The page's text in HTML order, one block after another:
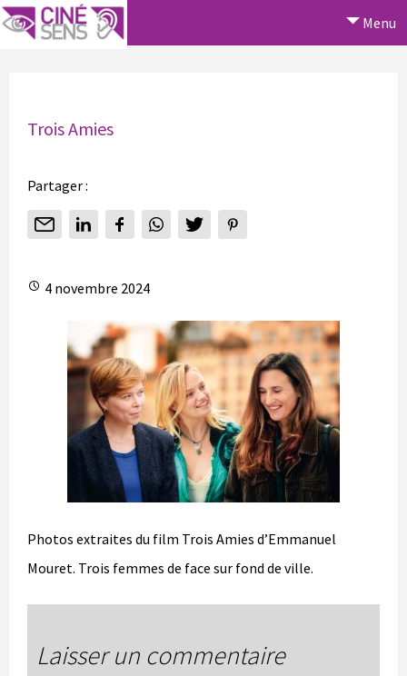
Menu
Trois Amies
Partager :
4 novembre 2024
Photos extraites du film Trois Amies d’Emmanuel
Mouret. Trois femmes de face sur fond de ville.
Laisser un commentaire